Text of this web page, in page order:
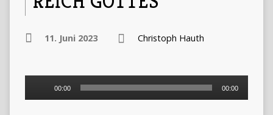
11. Juni 2023 Christoph Hauth
00:00 00:00